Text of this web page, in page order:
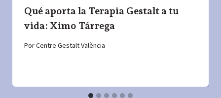
Qué aporta la Terapia Gestalt a tu
vida: Ximo Tárrega
PorCentre Gestalt València